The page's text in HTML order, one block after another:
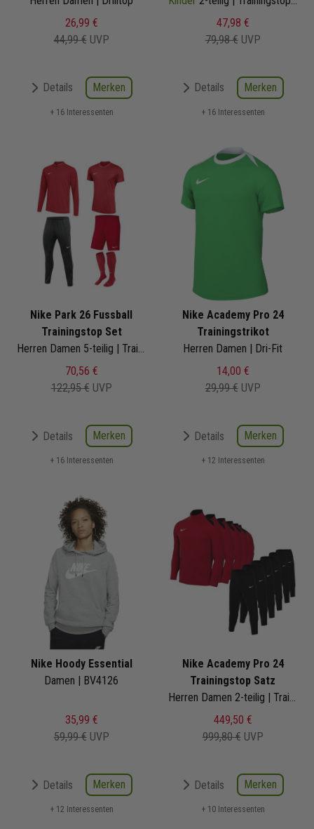
26,99 €
44,99 € UVP
Details Merken
+ 16 Interessenten
47,98 €
79,98 € UVP
Details Merken
+ 16 Interessenten
Nike Park 26 Fussball
Trainingstop Set
Herren Damen 5-teilig | Trainingstop Trainingshose Trainingsshirt Short Fussballsocken | Fußball Komplettset
70,56 €
122,95 € UVP
Details Merken
+ 16 Interessenten
Nike Academy Pro 24
Trainingstrikot
Herren Damen | Dri-Fit
14,00 €
29,99 € UVP
Details Merken
+ 12 Interessenten
Nike Hoody Essential
Damen | BV4126
35,99 €
59,99 € UVP
Details Merken
+ 12 Interessenten
Nike Academy Pro 24
Trainingstop Satz
Herren Damen 2-teilig | Trainingstop Trainingshose
449,50 €
999,80 € UVP
Details Merken
+ 10 Interessenten